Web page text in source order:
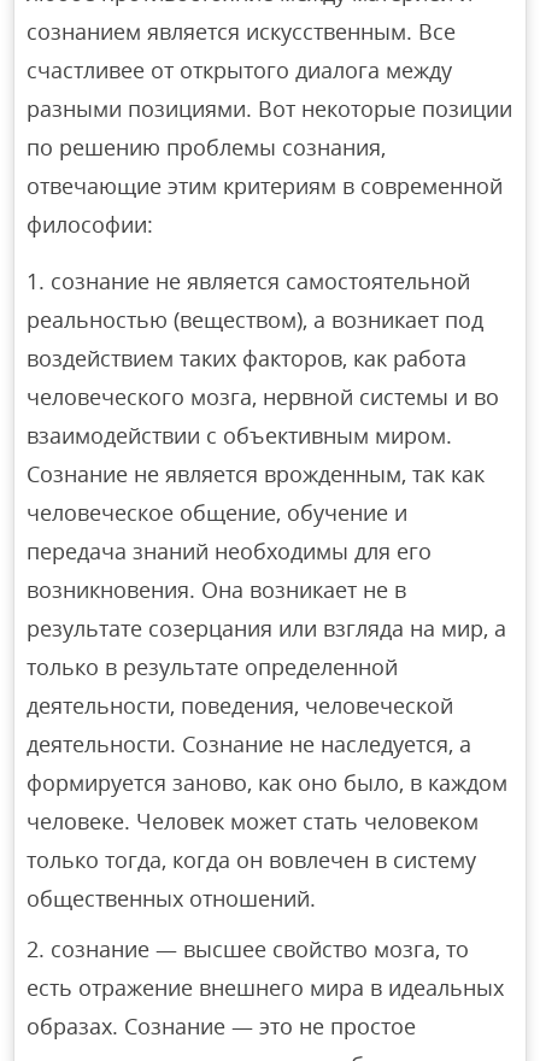
сознанием является искусственным. Все
счастливее от открытого диалога между
разными позициями. Вот некоторые позиции
по решению проблемы сознания,
отвечающие этим критериям в современной
философии:
сознание не является самостоятельной
реальностью (веществом), а возникает под
воздействием таких факторов, как работа
человеческого мозга, нервной системы и во
взаимодействии с объективным миром.
Сознание не является врожденным, так как
человеческое общение, обучение и
передача знаний необходимы для его
возникновения. Она возникает не в
результате созерцания или взгляда на мир, а
только в результате определенной
деятельности, поведения, человеческой
деятельности. Сознание не наследуется, а
формируется заново, как оно было, в каждом
человеке. Человек может стать человеком
только тогда, когда он вовлечен в систему
общественных отношений.
сознание — высшее свойство мозга, то
есть отражение внешнего мира в идеальных
образах. Сознание — это не простое